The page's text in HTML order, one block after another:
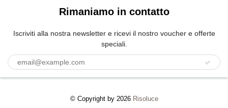
Rimaniamo in contatto
Iscriviti alla nostra newsletter e ricevi il nostro voucher e offerte
speciali.
© Copyright by 2026 Risoluce